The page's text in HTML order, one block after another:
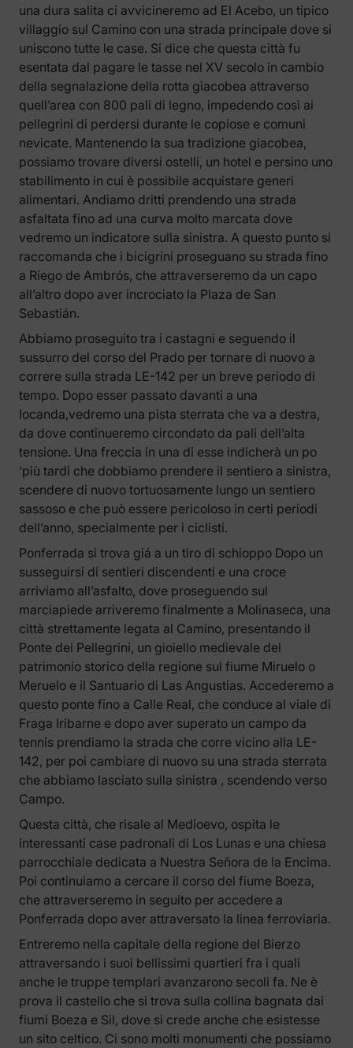
una dura salita ci avvicineremo ad El Acebo, un tipico
villaggio sul Camino con una strada principale dove si
uniscono tutte le case. Si dice che questa città fu
esentata dal pagare le tasse nel XV secolo in cambio
della segnalazione della rotta giacobea attraverso
quell’area con 800 pali di legno, impedendo così ai
pellegrini di perdersi durante le copiose e comuni
nevicate. Mantenendo la sua tradizione giacobea,
possiamo trovare diversi ostelli, un hotel e persino uno
stabilimento in cui è possibile acquistare generi
alimentari. Andiamo dritti prendendo una strada
asfaltata fino ad una curva molto marcata dove
vedremo un indicatore sulla sinistra. A questo punto si
raccomanda che i bicigrini proseguano su strada fino
a Riego de Ambrós, che attraverseremo da un capo
all’altro dopo aver incrociato la Plaza de San
Sebastián.
Abbiamo proseguito tra i castagni e seguendo il
sussurro del corso del Prado per tornare di nuovo a
correre sulla strada LE-142 per un breve periodo di
tempo. Dopo esser passato davanti a una
locanda,vedremo una pista sterrata che va a destra,
da dove continueremo circondato da pali dell’alta
tensione. Una freccia in una di esse indicherà un po
‘più tardi che dobbiamo prendere il sentiero a sinistra,
scendere di nuovo tortuosamente lungo un sentiero
sassoso e che può essere pericoloso in certi periodi
dell’anno, specialmente per i ciclisti.
Ponferrada si trova giá a un tiro di schioppo Dopo un
susseguirsi di sentieri discendenti e una croce
arriviamo all’asfalto, dove proseguendo sul
marciapiede arriveremo finalmente a Molinaseca, una
città strettamente legata al Camino, presentando il
Ponte dei Pellegrini, un gioiello medievale del
patrimonio storico della regione sul fiume Miruelo o
Meruelo e il Santuario di Las Angustias. Accederemo a
questo ponte fino a Calle Real, che conduce al viale di
Fraga Iribarne e dopo aver superato un campo da
tennis prendiamo la strada che corre vicino alla LE-
142, per poi cambiare di nuovo su una strada sterrata
che abbiamo lasciato sulla sinistra , scendendo verso
Campo.
Questa città, che risale al Medioevo, ospita le
interessanti case padronali di Los Lunas e una chiesa
parrocchiale dedicata a Nuestra Señora de la Encima.
Poi continuiamo a cercare il corso del fiume Boeza,
che attraverseremo in seguito per accedere a
Ponferrada dopo aver attraversato la linea ferroviaria.
Entreremo nella capitale della regione del Bierzo
attraversando i suoi bellissimi quartieri fra i quali
anche le truppe templari avanzarono secoli fa. Ne è
prova il castello che si trova sulla collina bagnata dai
fiumi Boeza e Sil, dove si crede anche che esistesse
un sito celtico. Ci sono molti monumenti che possiamo